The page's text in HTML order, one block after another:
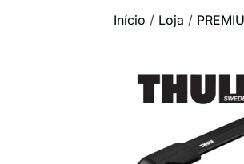
Início / Loja /